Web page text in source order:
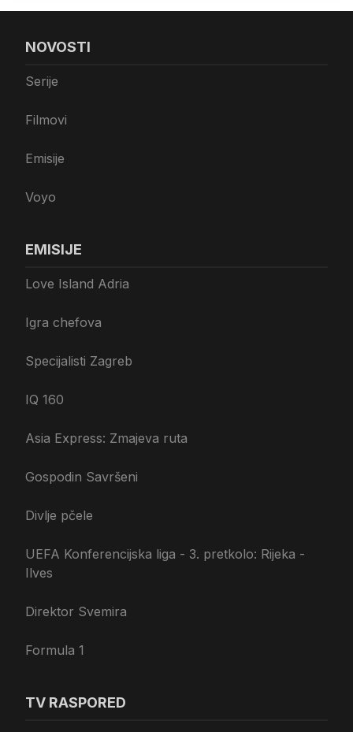
NOVOSTI
Serije
Filmovi
Emisije
Voyo
EMISIJE
Love Island Adria
Igra chefova
Specijalisti Zagreb
IQ 160
Asia Express: Zmajeva ruta
Gospodin Savršeni
Divlje pčele
UEFA Konferencijska liga - 3. pretkolo: Rijeka -
Ilves
Direktor Svemira
Formula 1
TV RASPORED